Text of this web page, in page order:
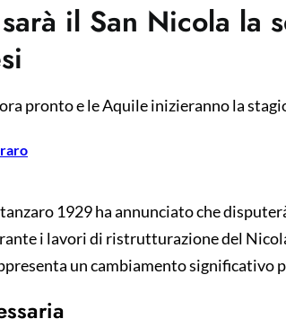
il San Nicola la
pronto e le Aquile inizieranno la
1929 ha annunciato che
i lavori di ristrutturazione del
un cambiamento significativo